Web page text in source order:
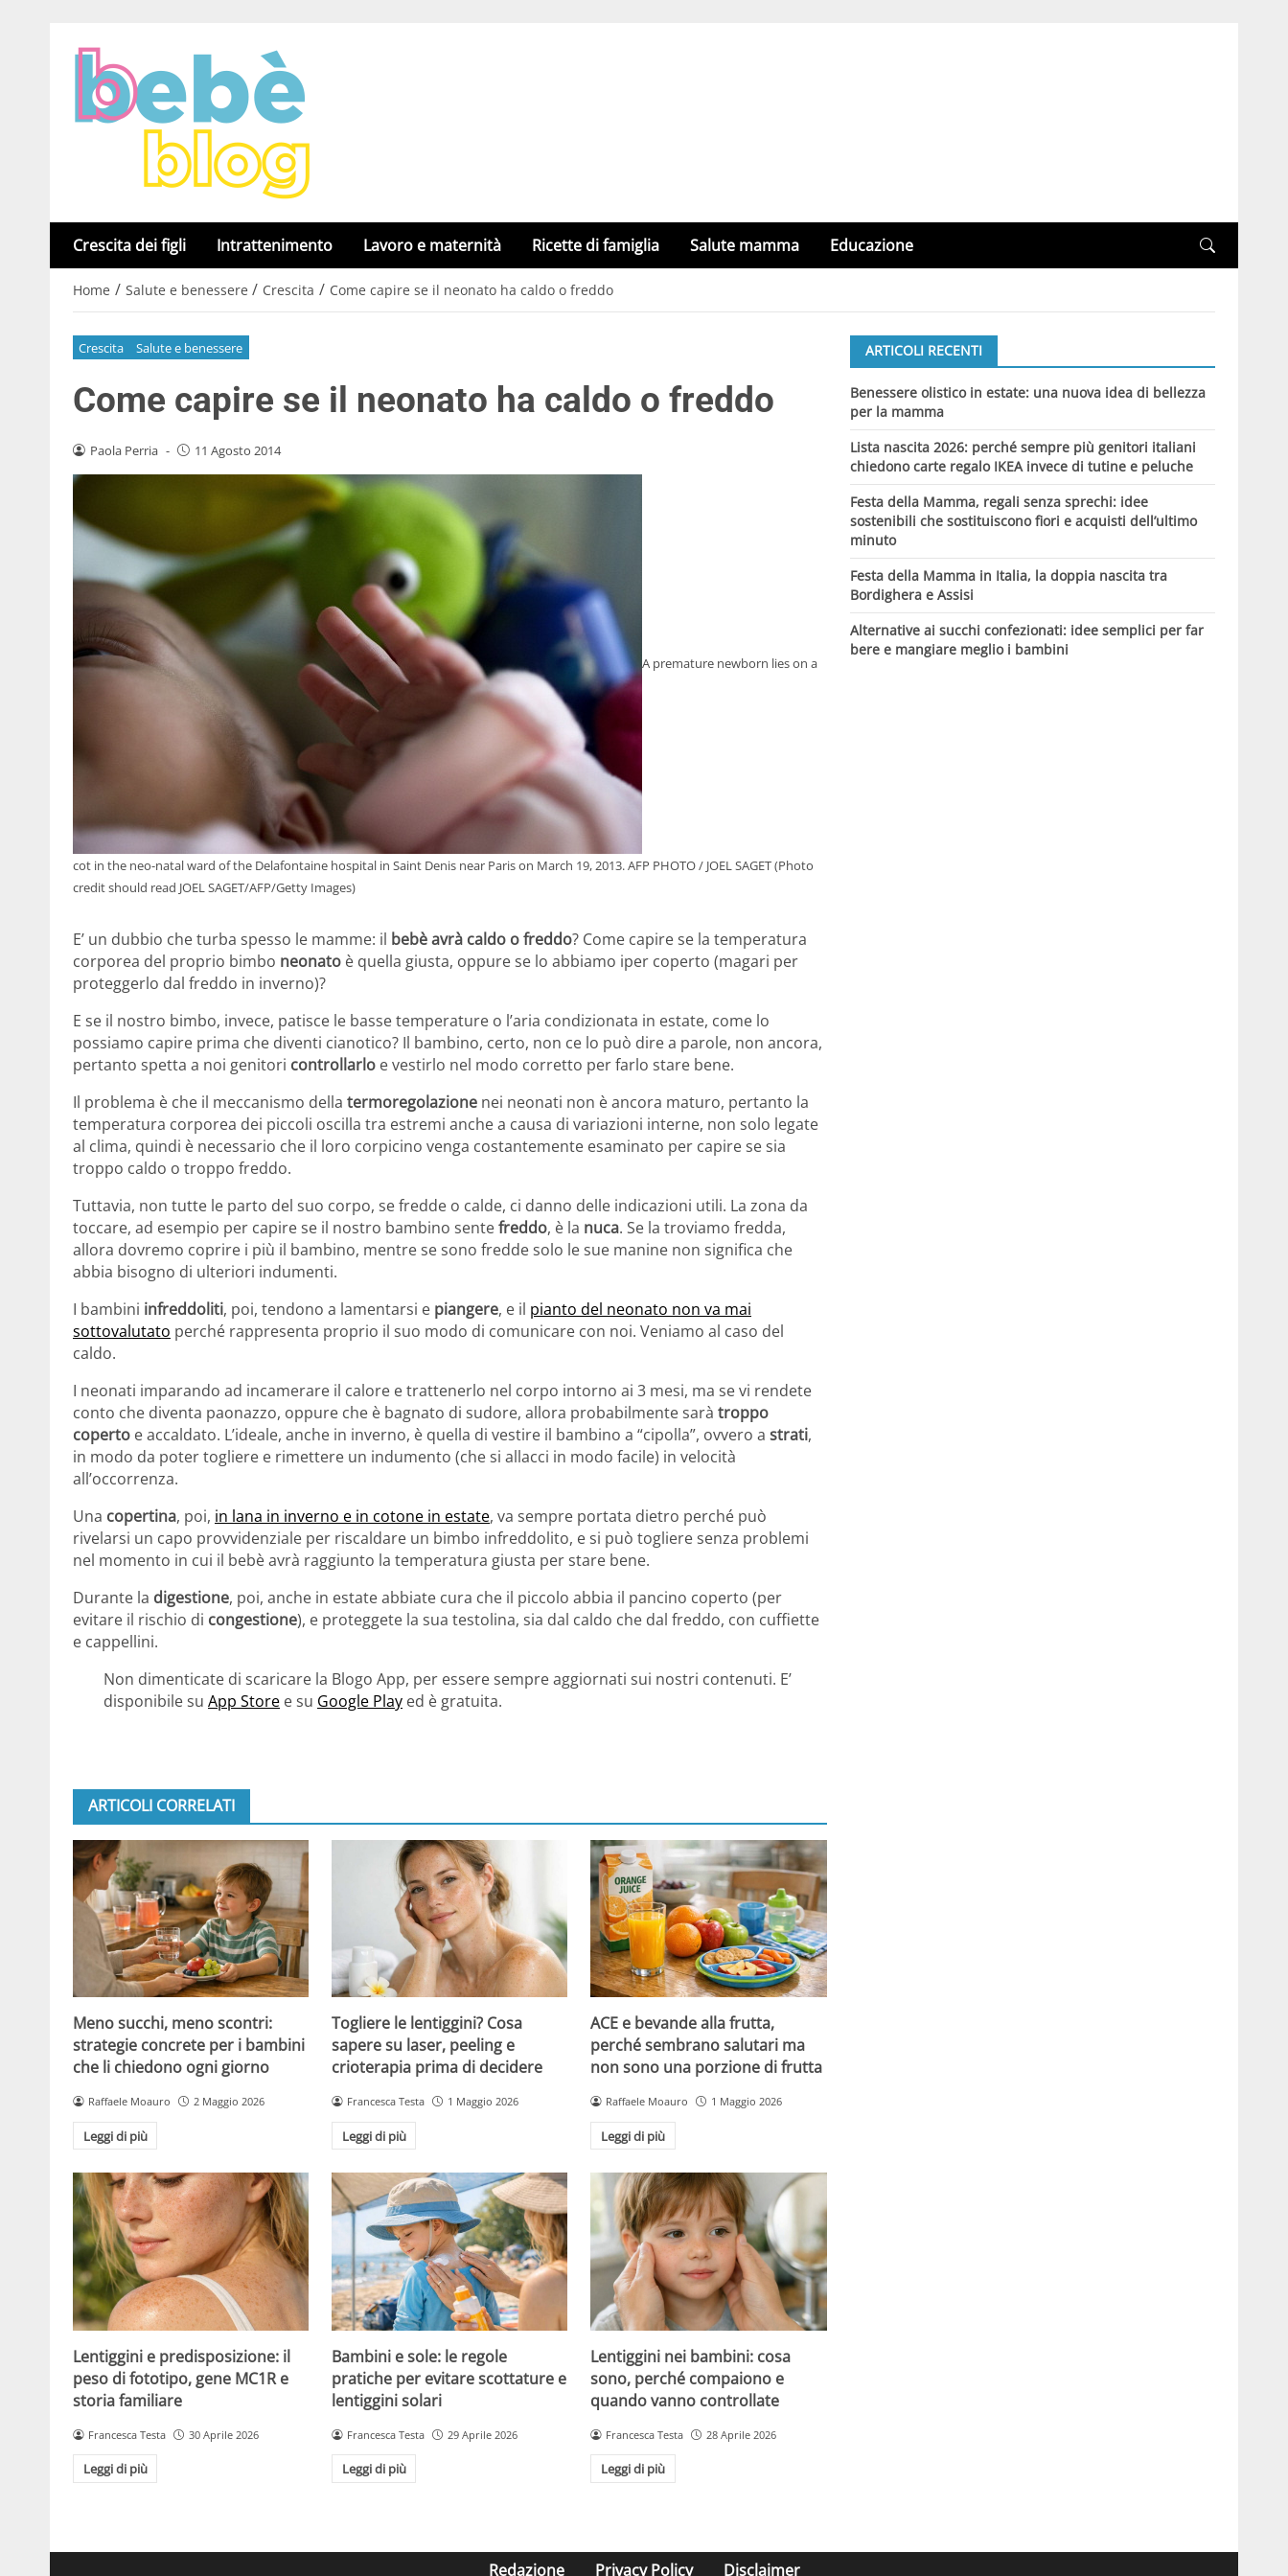
Crescita dei figli Intrattenimento Lavoro e maternità Ricette di famiglia Salute mamma Educazione
Home / Salute e benessere / Crescita / Come capire se il neonato ha caldo o freddo
Crescita Salute e benessere
Come capire se il neonato ha caldo o freddo
Paola Perria - 11 Agosto 2014
A premature newborn lies on a
cot in the neo-natal ward of the Delafontaine hospital in Saint Denis near Paris on March 19, 2013. AFP PHOTO / JOEL SAGET (Photo
credit should read JOEL SAGET/AFP/Getty Images)
E’ un dubbio che turba spesso le mamme: il bebè avrà caldo o freddo? Come capire se la temperatura
corporea del proprio bimbo neonato è quella giusta, oppure se lo abbiamo iper coperto (magari per
proteggerlo dal freddo in inverno)?
E se il nostro bimbo, invece, patisce le basse temperature o l’aria condizionata in estate, come lo
possiamo capire prima che diventi cianotico? Il bambino, certo, non ce lo può dire a parole, non ancora,
pertanto spetta a noi genitori controllarlo e vestirlo nel modo corretto per farlo stare bene.
Il problema è che il meccanismo della termoregolazione nei neonati non è ancora maturo, pertanto la
temperatura corporea dei piccoli oscilla tra estremi anche a causa di variazioni interne, non solo legate
al clima, quindi è necessario che il loro corpicino venga costantemente esaminato per capire se sia
troppo caldo o troppo freddo.
Tuttavia, non tutte le parto del suo corpo, se fredde o calde, ci danno delle indicazioni utili. La zona da
toccare, ad esempio per capire se il nostro bambino sentefreddo, è la nuca. Se la troviamo fredda,
allora dovremo coprire i più il bambino, mentre se sono fredde solo le sue manine non significa che
abbia bisogno di ulteriori indumenti.
I bambini infreddoliti, poi, tendono a lamentarsi e piangere, e il pianto del neonato non va mai
sottovalutato perché rappresenta proprio il suo modo di comunicare con noi. Veniamo al caso del
caldo.
I neonati imparando ad incamerare il calore e trattenerlo nel corpo intorno ai 3 mesi, ma se vi rendete
conto che diventa paonazzo, oppure che è bagnato di sudore, allora probabilmente sarà troppo
coperto e accaldato. L’ideale, anche in inverno, è quella di vestire il bambino a “cipolla”, ovvero a strati,
in modo da poter togliere e rimettere un indumento (che si allacci in modo facile) in velocità
all’occorrenza.
Una copertina, poi, in lana in inverno e in cotone in estate, va sempre portata dietro perché può
rivelarsi un capo provvidenziale per riscaldare un bimbo infreddolito, e si può togliere senza problemi
nel momento in cui il bebè avrà raggiunto la temperatura giusta per stare bene.
Durante la digestione, poi, anche in estate abbiate cura che il piccolo abbia il pancino coperto (per
evitare il rischio di congestione), e proteggete la sua testolina, sia dal caldo che dal freddo, con cuffiette
e cappellini.
Non dimenticate di scaricare la Blogo App, per essere sempre aggiornati sui nostri contenuti. E’
disponibile su App Store e su Google Play ed è gratuita.
ARTICOLI CORRELATI
Meno succhi, meno scontri:
strategie concrete per i bambini
che li chiedono ogni giorno
Raffaele Moauro 2 Maggio 2026
Leggi di più
Togliere le lentiggini? Cosa
sapere su laser, peeling e
crioterapia prima di decidere
Francesca Testa 1 Maggio 2026
Leggi di più
ACE e bevande alla frutta,
perché sembrano salutari ma
non sono una porzione di frutta
Raffaele Moauro 1 Maggio 2026
Leggi di più
Lentiggini e predisposizione: il
peso di fototipo, gene MC1R e
storia familiare
Francesca Testa 30 Aprile 2026
Leggi di più
Bambini e sole: le regole
pratiche per evitare scottature e
lentiggini solari
Francesca Testa 29 Aprile 2026
Leggi di più
Lentiggini nei bambini: cosa
sono, perché compaiono e
quando vanno controllate
Francesca Testa 28 Aprile 2026
Leggi di più
ARTICOLI RECENTI
Benessere olistico in estate: una nuova idea di bellezza
per la mamma
Lista nascita 2026: perché sempre più genitori italiani
chiedono carte regalo IKEA invece di tutine e peluche
Festa della Mamma, regali senza sprechi: idee
sostenibili che sostituiscono fiori e acquisti dell’ultimo
minuto
Festa della Mamma in Italia, la doppia nascita tra
Bordighera e Assisi
Alternative ai succhi confezionati: idee semplici per far
bere e mangiare meglio i bambini
Redazione Privacy Policy Disclaimer